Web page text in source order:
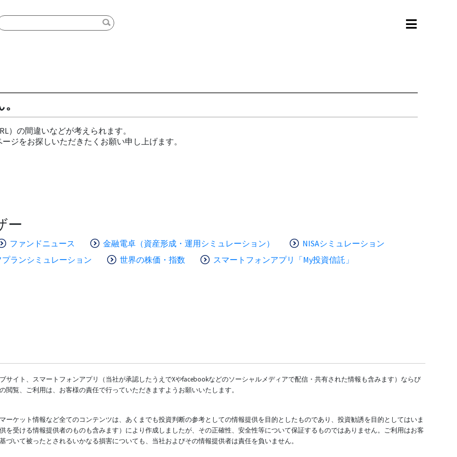
）の間違いなどが考えられます。
ジをお探しいただきたくお願い申し上げます。
ー
ファンドニュース 金融電卓（資産形成・運用シミュレーション）
NISAシミュレーション
ランシミュレーション
世界の株価・指数 スマートフォンアプリ「My投資信託」
イト、スマートフォンアプリ（当社が承認したうえでXやfacebookなどのソーシャルメディアで配信・共有された情報も含みます）ならび
覧、ご利用は、お客様の責任で行っていただきますようお願いいたします。
ケット情報など全てのコンテンツは、あくまでも投資判断の参考としての情報提供を目的としたものであり、投資勧誘を目的としてはいま
受ける情報提供者のものも含みます）により作成しましたが、その正確性、安全性等について保証するものではありません。ご利用はお客
いて被ったとされるいかなる損害についても、当社およびその情報提供者は責任を負いません。